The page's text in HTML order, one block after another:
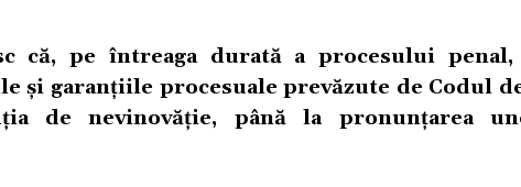
că, pe întreaga durată a procesului penal,
și garanțiile procesuale prevăzute de Codul
de nevinovăție, până la pronunțarea